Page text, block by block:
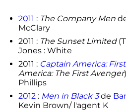
2011 : The Company Men
McClary
2011 : The Sunset Limited
Jones : White
2011 : Captain America:
America: The First Avenger
Phillips
2012: Men in Black 3de
Kevin Brown/ l'agent K